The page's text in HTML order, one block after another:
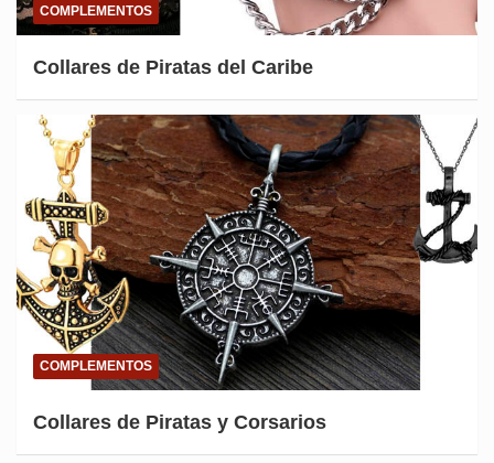
COMPLEMENTOS
Collares de Piratas del Caribe
COMPLEMENTOS
Collares de Piratas y Corsarios